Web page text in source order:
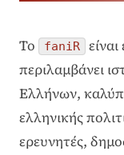
Το faniR
περιλαμβάνει
Ελλήνων,
ελληνικής
ερευνητές,